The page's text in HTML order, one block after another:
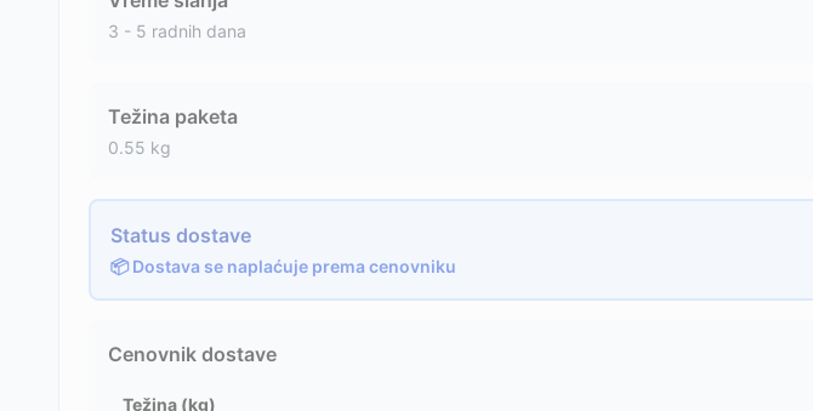
3 - 5 radnih dana
Težina paketa
0.55 kg
Status dostave
📦 Dostava se naplaćuje prema cenovniku
Cenovnik dostave
Težina (kg)